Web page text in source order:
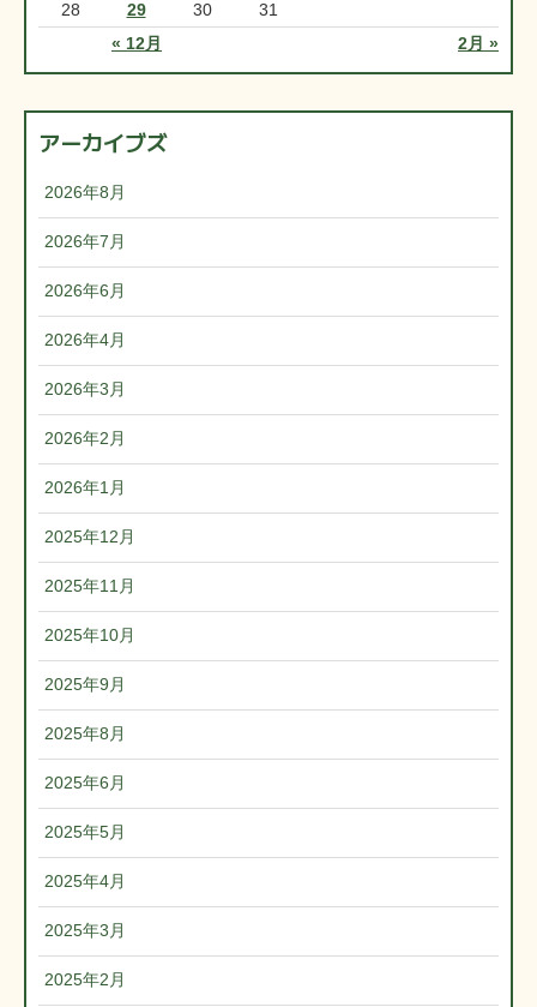
« 12月 2月 »
28
29 30 31
アーカイブズ
2026年8月
2026年7月
2026年6月
2026年4月
2026年3月
2026年2月
2026年1月
2025年12月
2025年11月
2025年10月
2025年9月
2025年8月
2025年6月
2025年5月
2025年4月
2025年3月
2025年2月